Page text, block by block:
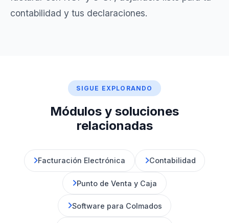
contabilidad y tus declaraciones.
SIGUE EXPLORANDO
Módulos y soluciones
relacionadas
Facturación Electrónica Contabilidad
Punto de Venta y Caja
Software para Colmados